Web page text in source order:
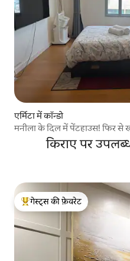
एर्मिटा में कॉन्डो
मनीला के दिल में पेंटहाउस! फिर से
किराए पर
गेस्ट्स का टॉप फ़ेवरेट
गेस्ट्स की फ़ेवरेट